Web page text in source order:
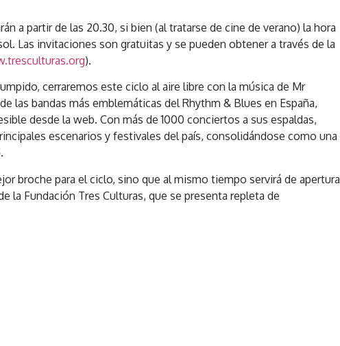
a partir de las 20.30, si bien (al tratarse de cine de verano) la hora
Las invitaciones son gratuitas y se pueden obtener a través de la
).
cerraremos este ciclo al aire libre con la música de Mr
las bandas más emblemáticas del Rhythm & Blues en España,
desde la web. Con más de 1000 conciertos a sus espaldas,
escenarios y festivales del país, consolidándose como una
broche para el ciclo, sino que al mismo tiempo servirá de apertura
la Fundación Tres Culturas, que se presenta repleta de